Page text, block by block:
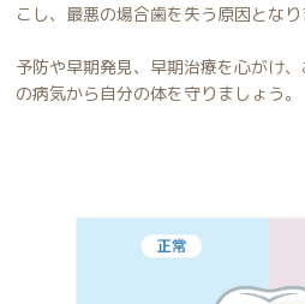
こし、最悪の場合歯を失う原因となり
予防や早期発見、早期治療を心がけ
の病気から自分の体を守りましょう。